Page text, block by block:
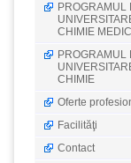
PROGRAMUL
CHIMIE
PROGRAMUL
CHIMIE
Oferte
Facilităţi
Contact